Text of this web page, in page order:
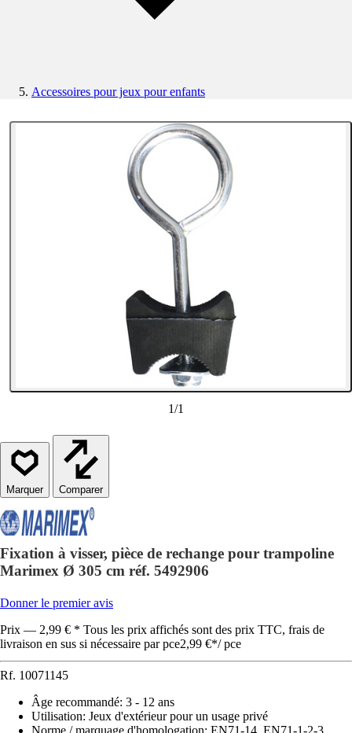
Accessoires pour jeux pour enfants
1/1
Comparer
Fixation à visser, pièce de rechange pour trampoline
Marimex Ø 305 cm réf. 5492906
Donner le premier avis
Prix — 2,99 € * Tous les prix affichés sont des prix TTC, frais de
livraison en sus si nécessaire par pce2,99 €*/ pce
Rf. 10071145
Âge recommandé: 3 - 12 ans
Utilisation: Jeux d'extérieur pour un usage privé
Norme / marquage d'homologation: EN71-14, EN71-1-2-3